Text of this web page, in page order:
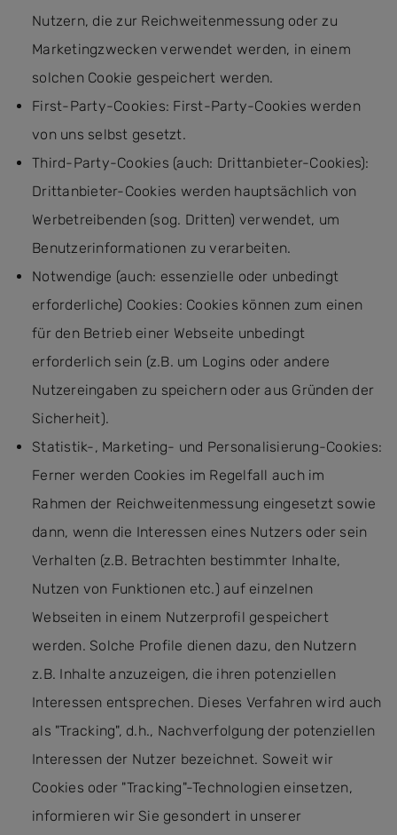
Nutzern, die zur Reichweitenmessung oder zu
Marketingzwecken verwendet werden, in einem
solchen Cookie gespeichert werden.
First-Party-Cookies: First-Party-Cookies werden
von uns selbst gesetzt.
Third-Party-Cookies (auch: Drittanbieter-Cookies):
Drittanbieter-Cookies werden hauptsächlich von
Werbetreibenden (sog. Dritten) verwendet, um
Benutzerinformationen zu verarbeiten.
Notwendige (auch: essenzielle oder unbedingt
erforderliche) Cookies: Cookies können zum einen
für den Betrieb einer Webseite unbedingt
erforderlich sein (z.B. um Logins oder andere
Nutzereingaben zu speichern oder aus Gründen der
Sicherheit).
Statistik-, Marketing- und Personalisierung-Cookies:
Ferner werden Cookies im Regelfall auch im
Rahmen der Reichweitenmessung eingesetzt sowie
dann, wenn die Interessen eines Nutzers oder sein
Verhalten (z.B. Betrachten bestimmter Inhalte,
Nutzen von Funktionen etc.) auf einzelnen
Webseiten in einem Nutzerprofil gespeichert
werden. Solche Profile dienen dazu, den Nutzern
z.B. Inhalte anzuzeigen, die ihren potenziellen
Interessen entsprechen. Dieses Verfahren wird auch
als "Tracking", d.h., Nachverfolgung der potenziellen
Interessen der Nutzer bezeichnet. Soweit wir
Cookies oder "Tracking"-Technologien einsetzen,
informieren wir Sie gesondert in unserer